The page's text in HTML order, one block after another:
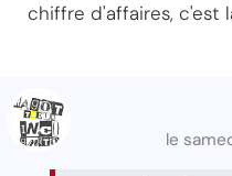
chiffre d'affaires, c'est
le